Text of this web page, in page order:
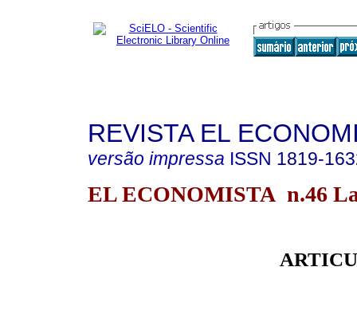
REVISTA EL
versão impressa ISSN 1819-
EL ECONOMISTA n.46